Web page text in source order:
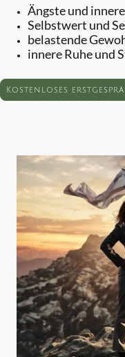
Kostenloses
Ängste und
Selbstwert und
belastende
innere Ruhe und